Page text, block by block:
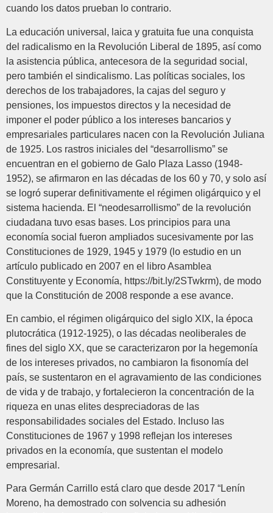
cuando los datos prueban lo contrario.
La educación universal, laica y gratuita fue una conquista
del radicalismo en la Revolución Liberal de 1895, así como
la asistencia pública, antecesora de la seguridad social,
pero también el sindicalismo. Las políticas sociales, los
derechos de los trabajadores, la cajas del seguro y
pensiones, los impuestos directos y la necesidad de
imponer el poder público a los intereses bancarios y
empresariales particulares nacen con la Revolución Juliana
de 1925. Los rastros iniciales del “desarrollismo” se
encuentran en el gobierno de Galo Plaza Lasso (1948-
1952), se afirmaron en las décadas de los 60 y 70, y solo así
se logró superar definitivamente el régimen oligárquico y el
sistema hacienda. El “neodesarrollismo” de la revolución
ciudadana tuvo esas bases. Los principios para una
economía social fueron ampliados sucesivamente por las
Constituciones de 1929, 1945 y 1979 (lo estudio en un
artículo publicado en 2007 en el libro Asamblea
Constituyente y Economía, https://bit.ly/2STwkrm), de modo
que la Constitución de 2008 responde a ese avance.
En cambio, el régimen oligárquico del siglo XIX, la época
plutocrática (1912-1925), o las décadas neoliberales de
fines del siglo XX, que se caracterizaron por la hegemonía
de los intereses privados, no cambiaron la fisonomía del
país, se sustentaron en el agravamiento de las condiciones
de vida y de trabajo, y fortalecieron la concentración de la
riqueza en unas elites despreciadoras de las
responsabilidades sociales del Estado. Incluso las
Constituciones de 1967 y 1998 reflejan los intereses
privados en la economía, que sustentan el modelo
empresarial.
Para Germán Carrillo está claro que desde 2017 “Lenín
Moreno, ha demostrado con solvencia su adhesión